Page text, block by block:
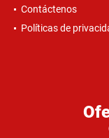
Contáctenos
Políticas de